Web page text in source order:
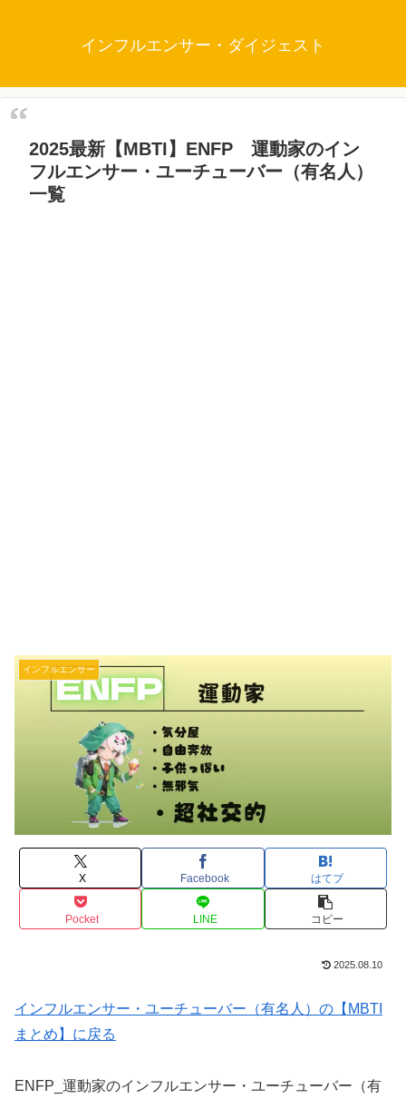
インフルエンサー・ダイジェスト
2025最新【MBTI】ENFP 運動家のイン
フルエンサー・ユーチューバー（有名人）
一覧
インフルエンサー
X Facebook はてブ
Pocket LINE コピー
2025.08.10
インフルエンサー・ユーチューバー（有名人）の【MBTI
まとめ】に戻る
ENFP_運動家のインフルエンサー・ユーチューバー（有